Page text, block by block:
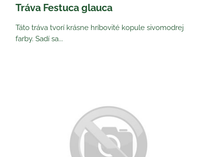
Tráva Festuca glauca
Táto tráva tvorí krásne hríbovité kopule sivomodrej
farby. Sadí sa...